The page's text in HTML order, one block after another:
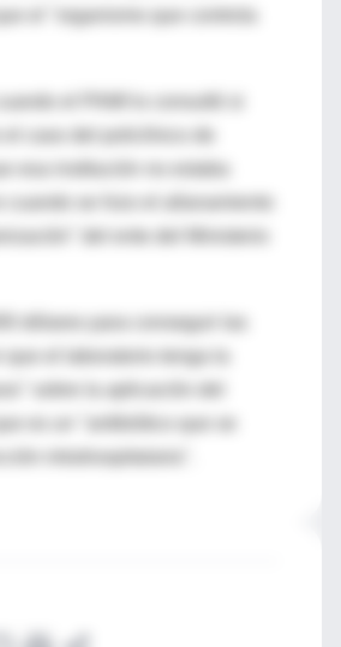
el "organismo que controla
el PAMI lo consultó si
el caso del policlínico de
del ente del Ministerio
dólares para conseguir las
que el laboratorio tenga la
sobre la aplicación del